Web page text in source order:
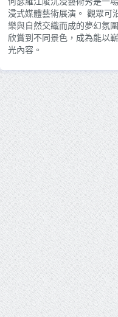
浸式媒體藝術展演。 觀眾可
樂與自然交織而成的夢幻氛
欣賞到不同景色，成為能以
光內容。